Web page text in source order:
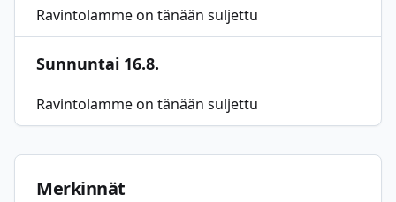
Ravintolamme on tänään suljettu
Sunnuntai 16.8.
Ravintolamme on tänään suljettu
Merkinnät